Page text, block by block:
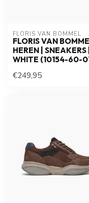
FLORIS VAN BOMMEL
FLORIS VAN
HEREN | SNEAKERS |
WHITE (10154-60-
€249,95